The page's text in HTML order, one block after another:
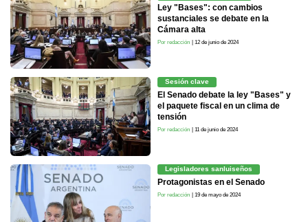
Ley "Bases": con cambios
sustanciales se debate en la
Cámara alta
Por redacción | 12 de junio de 2024
Sesión clave
El Senado debate la ley "Bases" y
el paquete fiscal en un clima de
tensión
Por redacción | 11 de junio de 2024
Legisladores sanluiseños
Protagonistas en el Senado
Por redacción | 19 de mayo de 2024